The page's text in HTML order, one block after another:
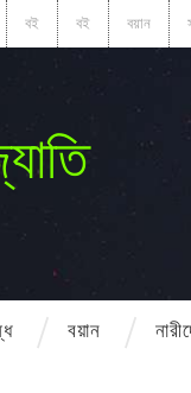
বই বই বয়ান
বয়ান